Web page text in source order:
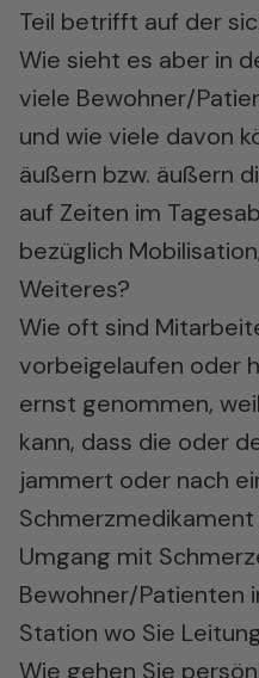
Teil betrifft auf der
Wie sieht es aber in
viele Bewohner/
und wie viele davon
äußern bzw. äußern
auf Zeiten im
bezüglich
Weiteres?
Wie oft sind
vorbeigelaufen oder
ernst genommen,
kann, dass die oder
jammert oder nach
Umgang mit
Bewohner/Patienten
Station wo Sie
Wie gehen Sie